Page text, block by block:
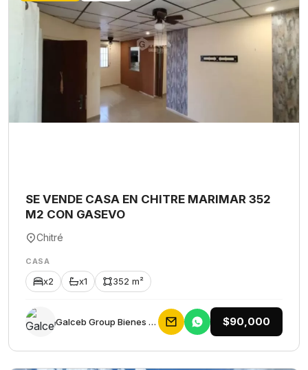
SE VENDE CASA EN CHITRE MARIMAR 352
M2 CON GASEVO
Chitré
CASA
x2 x1 352 m²
Galceb Group Bienes Raices $90,000